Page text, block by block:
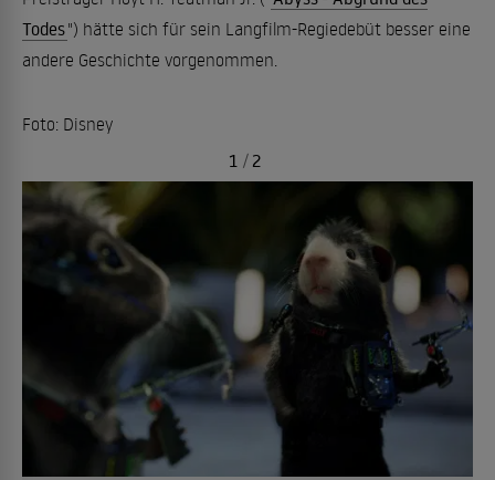
Todes") hätte sich für sein Langfilm-Regiedebüt besser eine
andere Geschichte vorgenommen.
Foto: Disney
1 / 2